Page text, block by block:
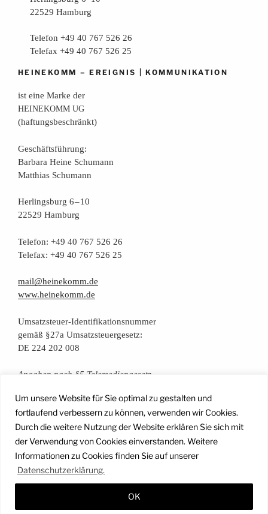
Um unsere Website für Sie optimal zu gestalten und
fortlaufend verbessern zu können, verwenden wir Cookies.
Durch die weitere Nutzung der Website erklären Sie sich mit
der Verwendung von Cookies einverstanden. Weitere
Informationen zu Cookies finden Sie auf unserer
Datenschutzerklärung.
OK
22529 Hamburg
Telefon +49 40 767 526 26
Telefax +49 40 767 526 25
HEINEKOMM –EREIGNIS |KOMMUNIKATION
ist eine Mar­ke der
HEINEKOMM UG
(haf­tungs­be­schränkt)
Geschäfts­füh­rung:
Bar­ba­ra Hei­ne Schumann
Mat­thi­as Schumann
Her­lings­burg 6 – 10
22529 Hamburg
Tele­fon: +49 40 767 526 26
Tele­fax: +49 40 767 526 25
mail@heinekomm.de
www.heinekomm.de
Umsatz­steu­er-Iden­ti­fi­ka­ti­ons­num­mer
gemäß §27a Umsatzsteuergesetz:
DE 224 202 008
Anga­ben nach §5 Telemediengesetz
Daten­schutz­er­klä­rung
FacebookInstagramYouTubeMail